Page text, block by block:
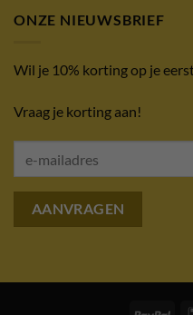
ONZE NIEUWSBRIEF
Wil je 10% korting op je
Vraag je korting aan!